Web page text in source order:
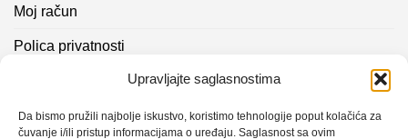
Upravljajte saglasnostima
Da bismo pružili najbolje iskustvo, koristimo tehnologije poput kolačića za
čuvanje i/ili pristup informacijama o uređaju. Saglasnost sa ovim
Moj račun
Polica privatnosti
Kontakt info